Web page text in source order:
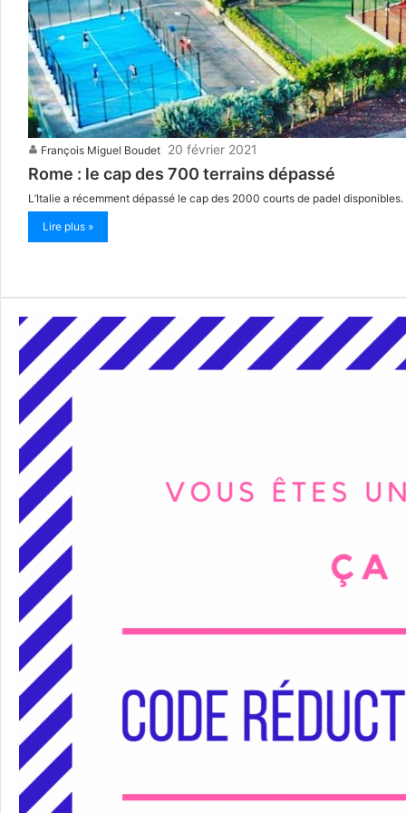
François Miguel Boudet 20 février 2021
Rome : le cap des 700 terrains dépassé
L’Italie a récemment dépassé le cap des 2000 courts de padel
Lire plus »